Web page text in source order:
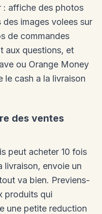
: affiche des photos
images volees sur
de commandes
aux questions, et
ou Orange Money
cash a la livraison
des ventes
peut acheter 10 fois
livraison, envoie un
va bien. Previens-
produits qui
une petite reduction